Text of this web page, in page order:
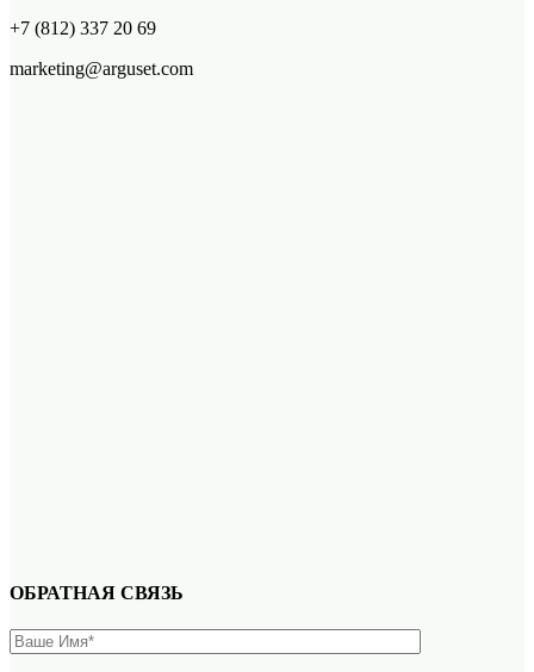
+7 (812) 337 20 69
marketing@arguset.com
ОБРАТНАЯ СВЯЗЬ